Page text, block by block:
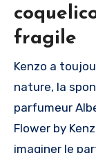
fragile
Kenzo a
nature, la
parfumeur
Flower by
imaginer le